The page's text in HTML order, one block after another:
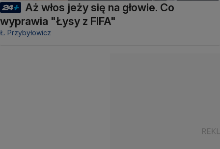
Aż włos jeży się na głowie. Co
wyprawia "Łysy z FIFA"
Ł. Przybyłowicz